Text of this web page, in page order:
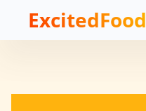
ExcitedFood